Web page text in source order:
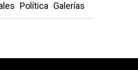
Política Galerías